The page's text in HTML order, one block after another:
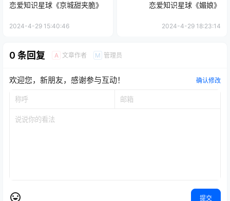
恋爱知识星球《京城甜夹脆》
2024-4-29 15:40:46
恋爱知识星球《媚娘》
2024-4-29 18:23:14
0 条回复 A 文章作者 M 管理员
欢迎您，新朋友，感谢参与互动！ 确认修改
提交